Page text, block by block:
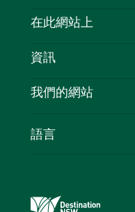
喳
聯絡我們
隱私
Cookie 通知
在此網站上
目的地
新南威爾斯州公路旅行
活動
資訊
旅行資訊
新南威爾斯的商業
我們的網站
語言